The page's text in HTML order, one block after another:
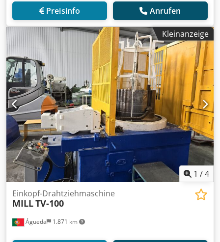
Preisinfo Anrufen
Kleinanzeige
1 /4
Águeda 1.871 km
Einkopf-Drahtziehmaschine
MILLTV-100